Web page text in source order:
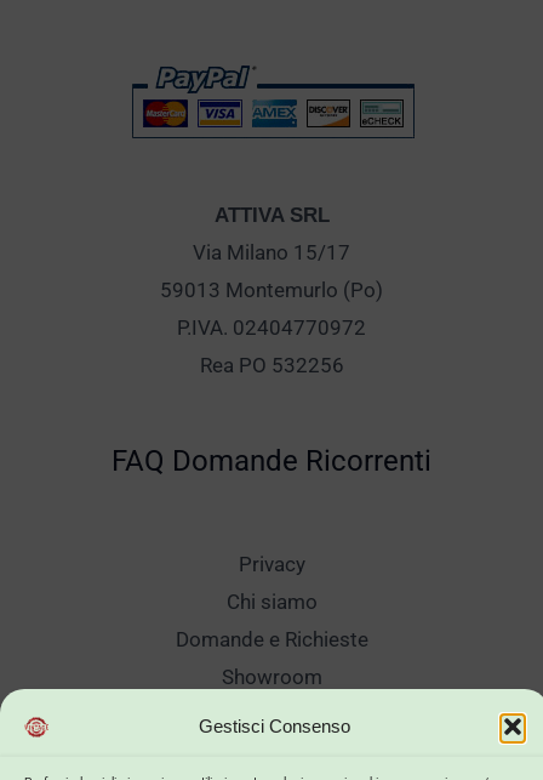
Gestisci Consenso
ATTIVA SRL
Via Milano 15/17
59013 Montemurlo (Po)
P.IVA. 02404770972
Rea PO 532256
FAQ Domande Ricorrenti
Privacy
Chi siamo
Domande e Richieste
Showroom
Spedizioni